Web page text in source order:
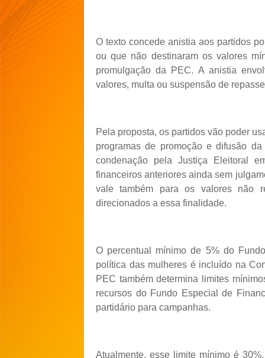
O texto concede anistia aos partidos
ou que não destinaram os valores
promulgação da PEC. A anistia
valores, multa ou suspensão de
Pela proposta, os partidos vão poder
programas de promoção e difusão
condenação pela Justiça Eleitoral
financeiros anteriores ainda sem
vale também para os valores não
direcionados a essa finalidade.
O percentual mínimo de 5% do
política das mulheres é incluído na
PEC também determina limites
recursos do Fundo Especial de
partidário para campanhas.
Atualmente, esse limite mínimo é